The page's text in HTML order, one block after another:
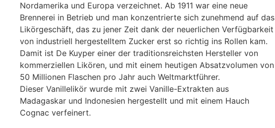
Nordamerika und Europa verzeichnet. Ab 1911 war eine neue
Brennerei in Betrieb und man konzentrierte sich zunehmend auf das
Likörgeschäft, das zu jener Zeit dank der neuerlichen Verfügbarkeit
von industriell hergestelltem Zucker erst so richtig ins Rollen kam.
Damit ist De Kuyper einer der traditionsreichsten Hersteller von
kommerziellen Likören, und mit einem heutigen Absatzvolumen von
50 Millionen Flaschen pro Jahr auch Weltmarktführer.
Dieser Vanillelikör wurde mit zwei Vanille-Extrakten aus
Madagaskar und Indonesien hergestellt und mit einem Hauch
Cognac verfeinert.